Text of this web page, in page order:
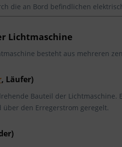
die an Bord befindlichen
Lichtmaschine
besteht aus mehreren
, Läufer)
Bauteil der
den Erregerstrom geregelt.